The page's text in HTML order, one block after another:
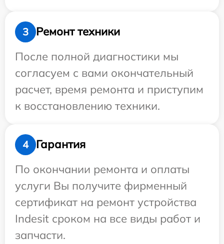
3
Ремонт техники
После полной диагностики мы
согласуем с вами окончательный
расчет, время ремонта и приступим
к восстановлению техники.
4
Гарантия
По окончании ремонта и оплаты
услуги Вы получите фирменный
сертификат на ремонт устройства
Indesit сроком на все виды работ и
запчасти.